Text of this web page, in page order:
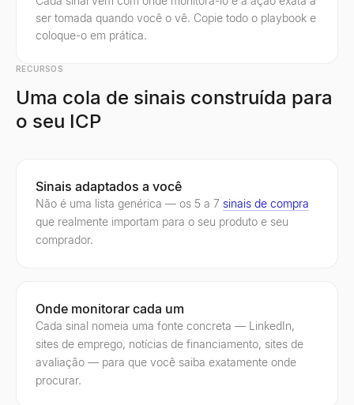
ser tomada quando você o vê. Copie todo o playbook e
coloque-o em prática.
RECURSOS
Uma cola de sinais construída para
o seu ICP
Sinais adaptados a você
Não é uma lista genérica — os 5 a 7 sinais de compra
que realmente importam para o seu produto e seu
comprador.
Onde monitorar cada um
Cada sinal nomeia uma fonte concreta — LinkedIn,
sites de emprego, notícias de financiamento, sites de
avaliação — para que você saiba exatamente onde
procurar.